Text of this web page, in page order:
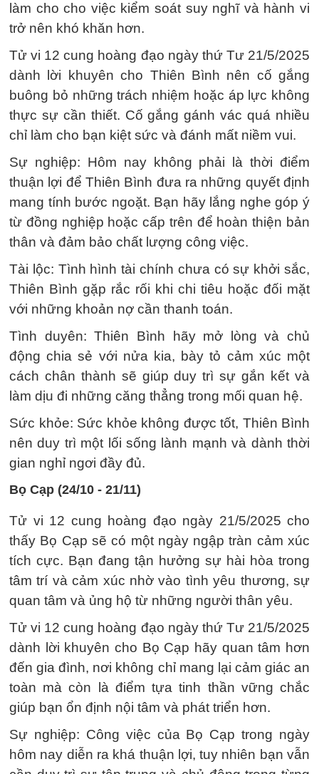
làm cho cho việc kiểm soát suy nghĩ và hành vi
trở nên khó khăn hơn.
Tử vi 12 cung hoàng đạo ngày thứ Tư 21/5/2025
dành lời khuyên cho Thiên Bình nên cố gắng
buông bỏ những trách nhiệm hoặc áp lực không
thực sự cần thiết. Cố gắng gánh vác quá nhiều
chỉ làm cho bạn kiệt sức và đánh mất niềm vui.
Sự nghiệp: Hôm nay không phải là thời điểm
thuận lợi để Thiên Bình đưa ra những quyết định
mang tính bước ngoặt. Bạn hãy lắng nghe góp ý
từ đồng nghiệp hoặc cấp trên để hoàn thiện bản
thân và đảm bảo chất lượng công việc.
Tài lộc: Tình hình tài chính chưa có sự khởi sắc,
Thiên Bình gặp rắc rối khi chi tiêu hoặc đối mặt
với những khoản nợ cần thanh toán.
Tình duyên: Thiên Bình hãy mở lòng và chủ
động chia sẻ với nửa kia, bày tỏ cảm xúc một
cách chân thành sẽ giúp duy trì sự gắn kết và
làm dịu đi những căng thẳng trong mối quan hệ.
Sức khỏe: Sức khỏe không được tốt, Thiên Bình
nên duy trì một lối sống lành mạnh và dành thời
gian nghỉ ngơi đầy đủ.
Bọ Cạp (24/10 - 21/11)
Tử vi 12 cung hoàng đạo ngày 21/5/2025 cho
thấy Bọ Cạp sẽ có một ngày ngập tràn cảm xúc
tích cực. Bạn đang tận hưởng sự hài hòa trong
tâm trí và cảm xúc nhờ vào tình yêu thương, sự
quan tâm và ủng hộ từ những người thân yêu.
Tử vi 12 cung hoàng đạo ngày thứ Tư 21/5/2025
dành lời khuyên cho Bọ Cạp hãy quan tâm hơn
đến gia đình, nơi không chỉ mang lại cảm giác an
toàn mà còn là điểm tựa tinh thần vững chắc
giúp bạn ổn định nội tâm và phát triển hơn.
Sự nghiệp: Công việc của Bọ Cạp trong ngày
hôm nay diễn ra khá thuận lợi, tuy nhiên bạn vẫn